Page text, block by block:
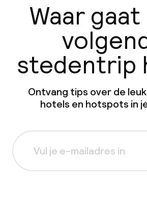
Waar
stedentrip
Ontvang tips over de
hotels en hotspots in